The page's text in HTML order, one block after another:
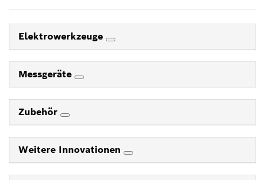
Elektrowerkzeuge
Messgeräte
Zubehör
Weitere Innovationen